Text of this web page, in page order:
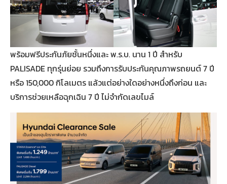
พร้อมฟรีประกันภัยชั้นหนึ่งและ พ.ร.บ. นาน 1 ปี สำหรับ
PALISADE ทุกรุ่นย่อย รวมถึงการรับประกันคุณภาพรถยนต์ 7 ปี
หรือ 150,000 กิโลเมตร แล้วแต่อย่างใดอย่างหนึ่งถึงก่อน และ
บริการช่วยเหลือฉุกเฉิน 7 ปี ไม่จำกัดเลขไมล์